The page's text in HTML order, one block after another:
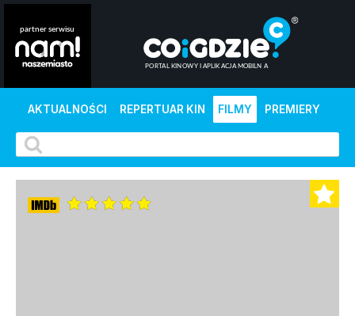
AKTUALNOŚCI REPERTUAR KIN FILMY PREMIERY